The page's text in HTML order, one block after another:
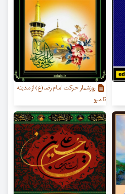
روزشمار حرکت امام رضا(ع) از مدینه
تا مرو